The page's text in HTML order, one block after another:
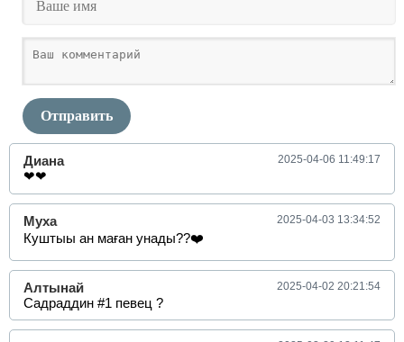
Отправить
Диана 2025-04-06 11:49:17
❤❤
Муха 2025-04-03 13:34:52
Куштыы ан маған унады??❤️
Алтынай 2025-04-02 20:21:54
Садраддин #1 певец ?